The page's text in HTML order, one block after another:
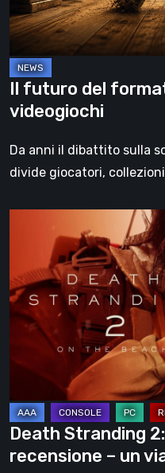
videogiochi
Il futuro del
videogiochi
Da anni il dibattito sulla
divide giocatori,
Stranding
On
the
Beach,
recensione
–
un
viaggio
oltre
Death Stranding
recensione – un